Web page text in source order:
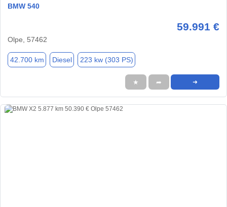
BMW 540
59.991 €
Olpe, 57462
42.700 km Diesel 223 kw (303 PS)
★ ➦ ➜